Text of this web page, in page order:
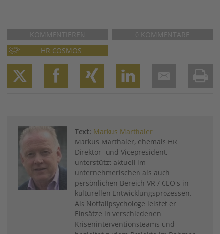
KOMMENTIEREN
0 KOMMENTARE
HR COSMOS
Text: Markus Marthaler
Markus Marthaler, ehemals HR
Direktor- und Vicepresident,
unterstützt aktuell im
unternehmerischen als auch
persönlichen Bereich VR / CEO's in
kulturellen Entwicklungsprozessen.
Als Notfallpsychologe leistet er
Einsätze in verschiedenen
Kriseninterventionsteams und